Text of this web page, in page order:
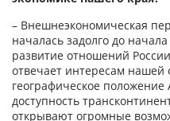
– Внешнеэкономическая
началась задолго до
развитие отношений
отвечает интересам нашей
географическое
доступность
открывают огромные